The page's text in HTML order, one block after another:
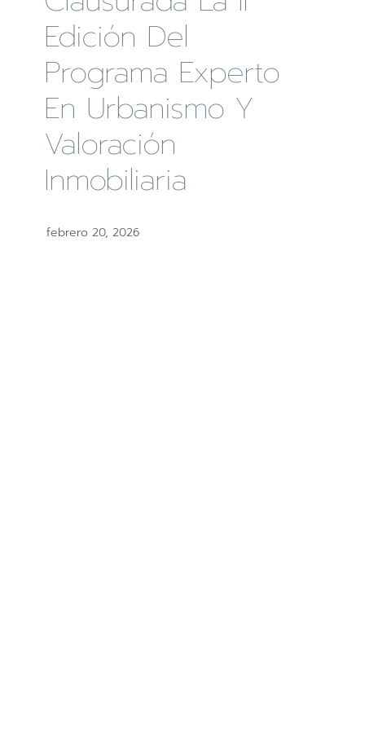
Edición Del
Programa Experto
En Urbanismo Y
Valoración
Inmobiliaria
febrero 20, 2026